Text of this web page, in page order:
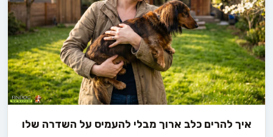
איך להרים כלב ארוך מבלי להעמיס על השדרה שלו